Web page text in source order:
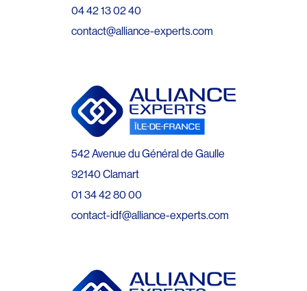
04 42 13 02 40
contact@alliance-experts.com
542 Avenue du Général de Gaulle
92140 Clamart
01 34 42 80 00
contact-idf@alliance-experts.com